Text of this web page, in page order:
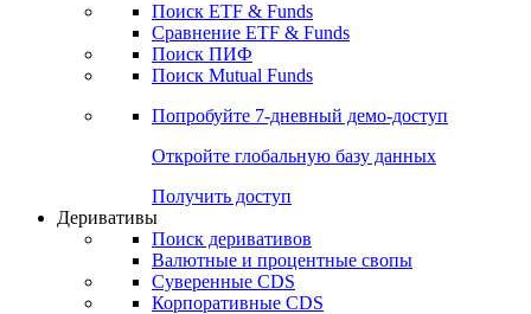
Поиск ETF & Funds
Сравнение ETF & Funds
Поиск ПИФ
Поиск Mutual Funds
Попробуйте 7-дневный демо-доступ
Откройте глобальную базу данных
Получить доступ
Деривативы
Поиск деривативов
Валютные и процентные свопы
Суверенные CDS
Корпоративные CDS